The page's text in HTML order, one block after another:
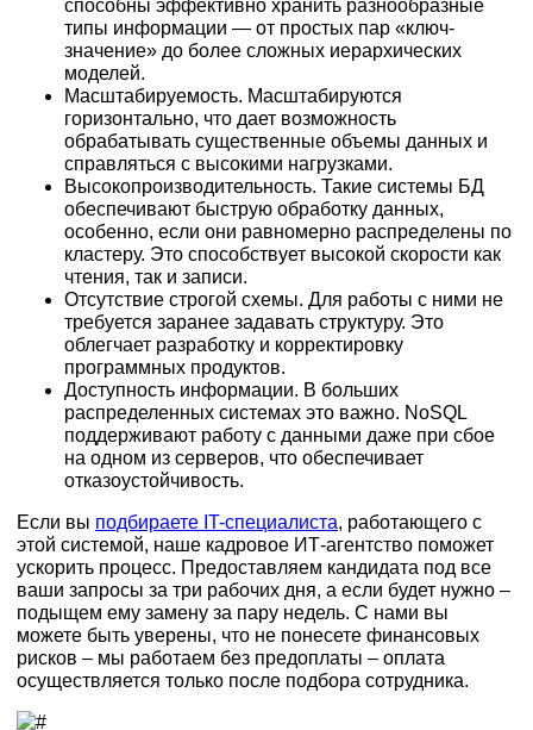
способны эффективно хранить разнообразные
типы информации — от простых пар «ключ-
значение» до более сложных иерархических
моделей.
Масштабируемость. Масштабируются
горизонтально, что дает возможность
обрабатывать существенные объемы данных и
справляться с высокими нагрузками.
Высокопроизводительность. Такие системы БД
обеспечивают быструю обработку данных,
особенно, если они равномерно распределены по
кластеру. Это способствует высокой скорости как
чтения, так и записи.
Отсутствие строгой схемы. Для работы с ними не
требуется заранее задавать структуру. Это
облегчает разработку и корректировку
программных продуктов.
Доступность информации. В больших
распределенных системах это важно. NoSQL
поддерживают работу с данными даже при сбое
на одном из серверов, что обеспечивает
отказоустойчивость.
Если вы подбираете IT-специалиста, работающего с
этой системой, наше кадровое ИТ-агентство поможет
ускорить процесс. Предоставляем кандидата под все
ваши запросы за три рабочих дня, а если будет нужно –
подыщем ему замену за пару недель. С нами вы
можете быть уверены, что не понесете финансовых
рисков – мы работаем без предоплаты – оплата
осуществляется только после подбора сотрудника.